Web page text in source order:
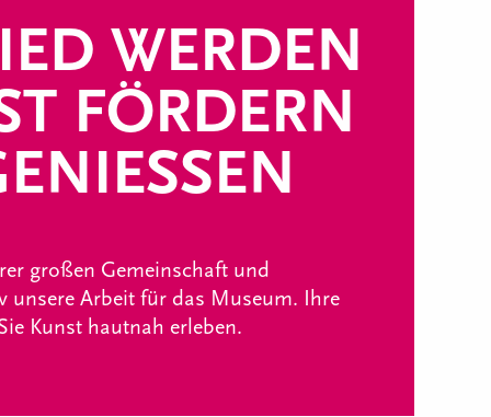
WERDEN
FÖRDERN
großen Gemeinschaft und
unsere Arbeit für das Museum. Ihre
Kunst hautnah erleben.